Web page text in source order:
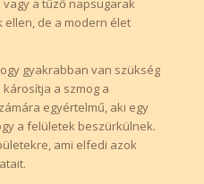
a tűző napsugarak
de a modern élet
gyakrabban van szükség
károsítja a szmog a
egyértelmű, aki egy
a felületek beszürkülnek.
ami elfedi azok